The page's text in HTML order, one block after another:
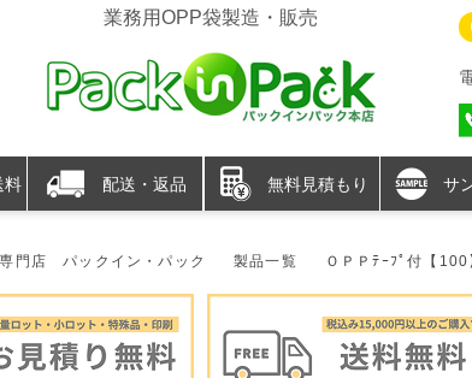
業務用OPP袋製造・販売
料 配送・返品 無料見積もり サ
門店 パックイン・パック 製品一覧 ＯＰＰﾃｰﾌﾟ付【100